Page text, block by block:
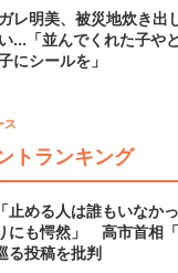
レ明美、被災地炊き出
...「並んでくれた子や
にシールを」
ス
トランキング
止める人は誰もいなかっ
にも愕然」 高市首相
る投稿を批判